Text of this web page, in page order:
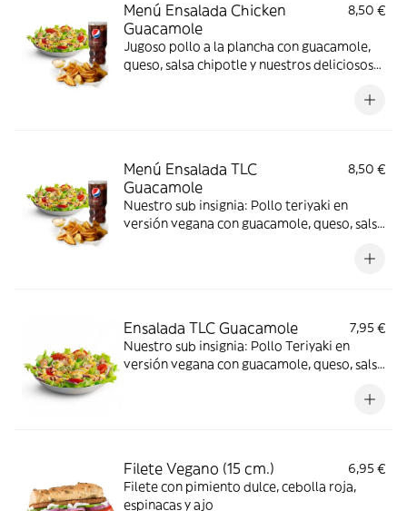
Menú Ensalada Chicken
Guacamole
8,50 €
Jugoso pollo a la plancha con guacamole,
queso, salsa chipotle y nuestros deliciosos
Menú Ensalada TLC
Guacamole
8,50 €
Nuestro sub insignia: Pollo teriyaki en
versión vegana con guacamole, queso, salsa
Ensalada TLC Guacamole
7,95 €
Nuestro sub insignia: Pollo Teriyaki en
versión vegana con guacamole, queso, salsa
Filete Vegano (15 cm.)
6,95 €
Filete con pimiento dulce, cebolla roja,
espinacas y ajo